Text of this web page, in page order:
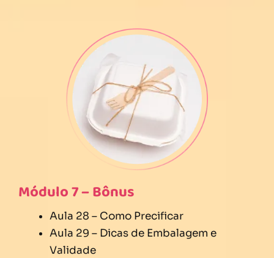
Módulo 7 – Bônus
Aula 28 – Como Precificar
Aula 29 – Dicas de Embalagem e
Validade